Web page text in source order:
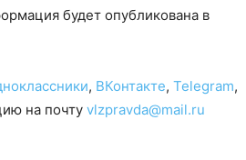
будет опубликована в
, ВКонтакте, Telegram,
на почту vlzpravda@mail.ru